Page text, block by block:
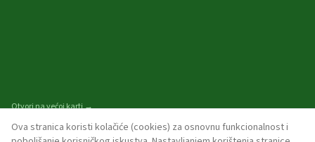
Otvori na većoj karti →
Ova stranica koristi kolačiće (cookies) za osnovnu funkcionalnost i